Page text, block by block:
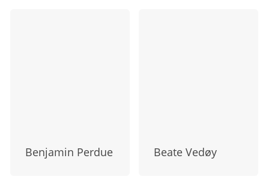
Benjamin Perdue Beate Vedøy